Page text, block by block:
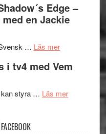
på
Roland
Pöntinen
Artipelag
bjuder
in
samtal
teater
Edge –
en Jackie
… Läs merom
Filmrecension:
The
´s
i tv4 med Vem
kan styra … Läs merom